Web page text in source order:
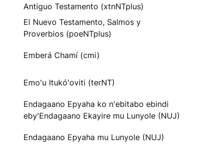
Antiguo Testamento (xtnNTplus)
El Nuevo Testamento, Salmos y
Proverbios (poeNTplus)
Emberá Chamí (cmi)
Emo'u Itukó'oviti (terNT)
Endagaano Epyaha ko n'ebitabo ebindi
eby'Endagaano Ekayire mu Lunyole (NUJ)
Endagaano Epyaha mu Lunyole (NUJ)